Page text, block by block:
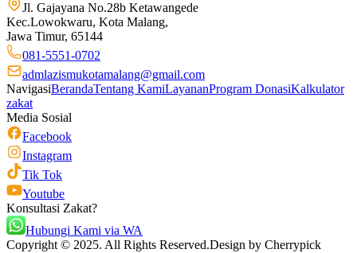
Jl. Gajayana No.28b Ketawangede
Kec.Lowokwaru, Kota Malang,
Jawa Timur, 65144
081-5551-0702
admlazismukotamalang@gmail.com
NavigasiBerandaTentang KamiLayananProgram DonasiKalkulator
zakat
Media Sosial
Facebook
Instagram
Tik Tok
Youtube
Konsultasi Zakat?
Hubungi Kami via WA
Copyright © 2025. All Rights Reserved.Design by Cherrypick